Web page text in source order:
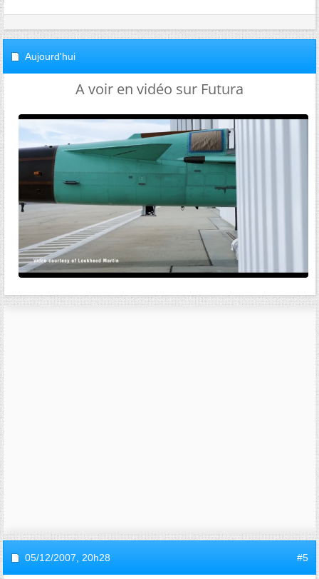
Aujourd'hui
A voir en vidéo sur Futura
05/12/2007, 20h28 #5